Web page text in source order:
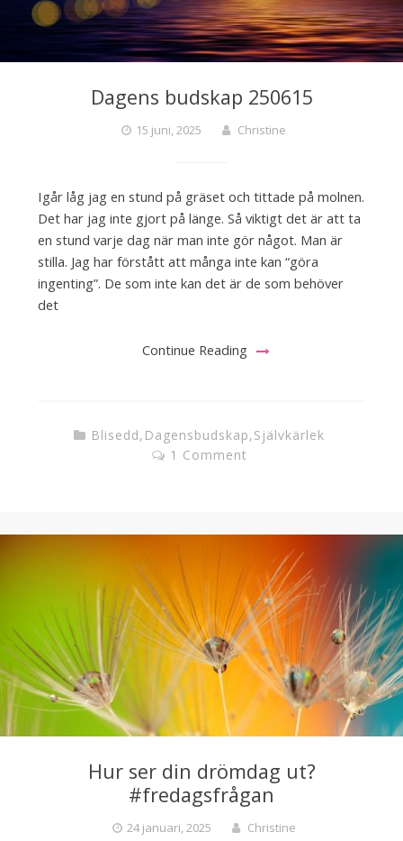
Dagens budskap 250615
15 juni, 2025 Christine
Igår låg jag en stund på gräset och tittade på molnen.
Det har jag inte gjort på länge. Så viktigt det är att ta
en stund varje dag när man inte gör något. Man är
stilla. Jag har förstått att många inte kan “göra
ingenting”. De som inte kan det är de som behöver
det
Continue Reading
Blisedd, Dagensbudskap,Självkärlek
1 Comment
Hur ser din drömdag ut?
#fredagsfrågan
24 januari, 2025 Christine